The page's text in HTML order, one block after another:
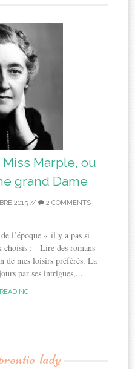
Marple, ou
grand Dame
2015 // 2 COMMENTS
l’époque « il y a pas si
choisis : Lire des romans
de mes loisirs préférés. La
par ses intrigues,...
→
lady